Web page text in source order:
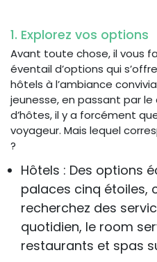
1. Explorez vos options
Avant toute chose, il vous
éventail d’options qui
hôtels à l’ambiance
jeunesse, en passant par
d’hôtes, il y a forcément
voyageur. Mais lequel
?
Hôtels : Des options
palaces cinq étoiles,
recherchez des
quotidien, le room
restaurants et spas